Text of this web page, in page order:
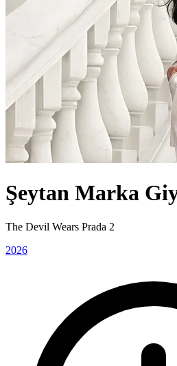
Şeytan Marka
The Devil Wears Prada 2
2026